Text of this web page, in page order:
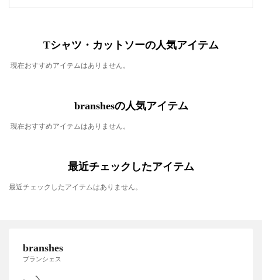
Tシャツ・カットソーの人気アイテム
現在おすすめアイテムはありません。
branshesの人気アイテム
現在おすすめアイテムはありません。
最近チェックしたアイテム
最近チェックしたアイテムはありません。
branshes
ブランシェス